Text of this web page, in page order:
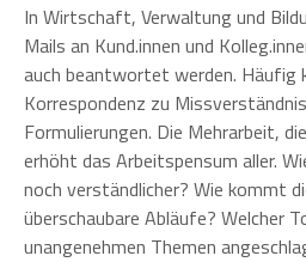
In Wirtschaft, Verwaltung und
Mails an Kund.innen und
auch beantwortet werden. Häufig
Korrespondenz zu
Formulierungen. Die Mehrarbeit,
erhöht das Arbeitspensum aller.
noch verständlicher? Wie kommt
überschaubare Abläufe? Welcher
unangenehmen Themen